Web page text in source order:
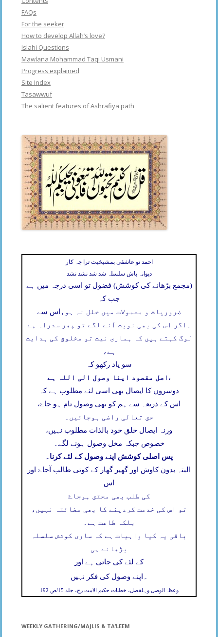
FAQs
For the seeker
How to develop Allah’s love?
Islahi Questions
Mawlana Mohammad Taqi Usmani
Progress explained
Site Index
Tasawwuf
The salient features of Ashrafiya path
احمد تو عاشقی بمشیخیت ترا چہ کار
دیوانہ باش سلسلہ شد شد نشد نشد
(مجمع بڑھانے کی کوشش) فضول تو اسی درجہ میں ہے
جب کہ
اس سے ضروریات و معمولات میں خلل نہ ہو،
اگر اس کی بھی نوبت آنے لگے تو پھر سدراہ ہے
لوگ کہتے ہیں کہ ہماری نیت تو مخلوق کی ہدایت
ہے،
سو یاد رکھو کہ
اصل مقصود اپنا وصول الی اللہ ہے ،
دوسروں کا ایصال بھی اسی لئے مطلوب ہے کہ
اس کے ذریعہ سے ہم کو بھی وصول تام ہو جاۓ،
حق تعالی راضی ہوجائیں۔
ورنہ ایصال خلق خود بالذات مطلوب نہیں،
خصوص جبکہ مخل وصول ہونے لگے۔
پس اصلی کوشش اپنے وصول کے لئے کرنا۔
البتہ بدون کاوش اور گھیر گھار کے کوئی طالب آجاۓ اور
اس
کی طلب بھی محقق ہوجاۓ
تو اس کی خدمت کردینے کا بھی مضائقہ نہیں،
بلکہ طاعت ہے۔
باقی یہ کیا واہیات ہے کہ ساری کوشش سلسلہ
بڑھانے ہی
کے لئے کی جاتی ہے اور
اپنے وصول کی فکر نہیں ۔
وعظ: الوصل وہلفصل، خطبات حکیم الامت رح، جلد 15/ص 192
WEEKLY GATHERING/MAJLIS & TA’LEEM